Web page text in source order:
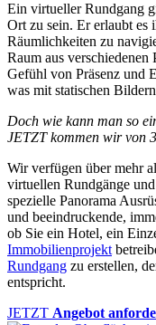
Ein virtueller Rundgang
Ort zu sein. Er erlaubt es
Räumlichkeiten zu
Raum aus verschiedenen
Gefühl von Präsenz und
was mit statischen
Doch wie kann man so
JETZT kommen wir von
Wir verfügen über mehr
virtuellen Rundgänge
spezielle Panorama
und beeindruckende,
ob Sie ein Hotel, ein
Immobilienprojekt
Rundgang zu erstellen,
entspricht.
JETZT Angebot